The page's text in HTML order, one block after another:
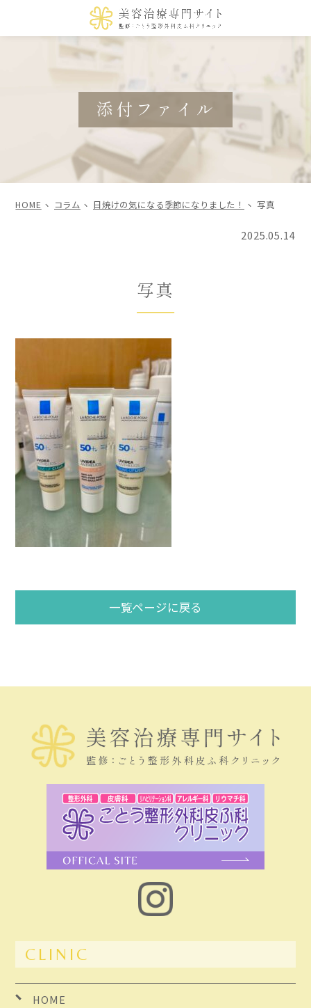
添付ファイル
HOME コラム 日焼けの気になる季節になりました！ 写真
2025.05.14
写真
一覧ページに戻る
CLINIC
HOME